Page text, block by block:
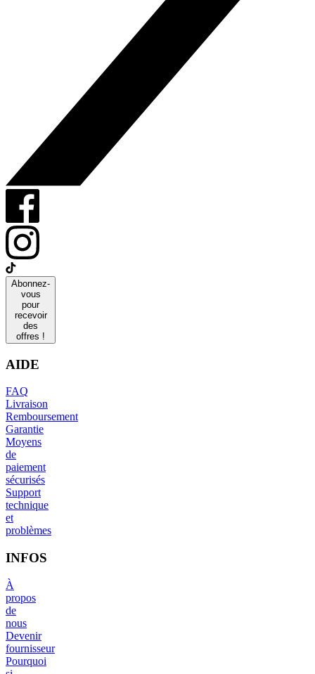
Abonnez-
vous
pour
recevoir
des
offres !
AIDE
FAQ
Livraison
Remboursement
Garantie
Moyens
de
paiement
sécurisés
Support
technique
et
problèmes
INFOS
À
propos
de
nous
Devenir
fournisseur
Pourquoi